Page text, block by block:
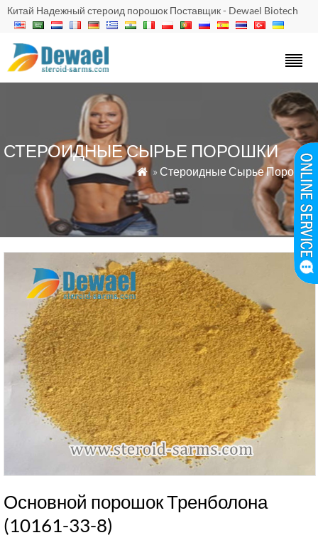
Китай Надежный стероид порошок Поставщик - Dewael Biotech
СТЕРОИДНЫЕ СЫРЬЕ ПОРОШКИ
 » Стероидные Сырье Порошки
Основной порошок Тренболона
(10161-33-8)